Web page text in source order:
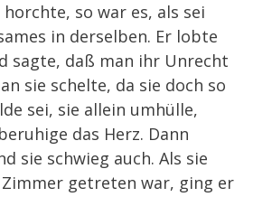
so war es, als sei
in derselben. Er lobte
sagte, daß man ihr Unrecht
sie schelte, da sie doch so
sei, sie allein umhülle,
das Herz. Dann
sie schwieg auch. Als sie
getreten war, ging er